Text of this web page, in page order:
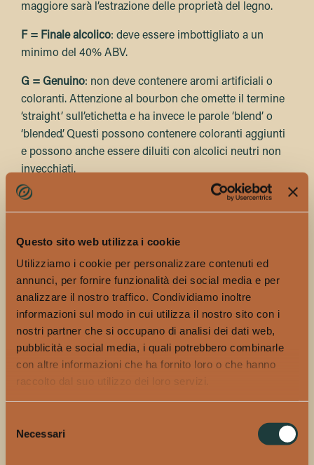
Questo sito web utilizza i cookie
Utilizziamo i cookie per personalizzare contenuti ed
annunci, per fornire funzionalità dei social media e per
analizzare il nostro traffico. Condividiamo inoltre
informazioni sul modo in cui utilizza il nostro sito con i
nostri partner che si occupano di analisi dei dati web,
pubblicità e social media, i quali potrebbero combinarle
con altre informazioni che ha fornito loro o che hanno
raccolto dal suo utilizzo dei loro servizi.
delNecessari
maggiore sarà l’estrazione delle proprietà del legno.
F = Finale alcolico: deve essere imbottigliato a un
minimo del 40% ABV.
G = Genuino: non deve contenere aromi artificiali o
coloranti. Attenzione al bourbon che omette il termine
‘straight’ sull’etichetta e ha invece le parole ‘blend’ o
‘blended’. Questi possono contenere coloranti aggiunti
e possono anche essere diluiti con alcolici neutri non
invecchiati.
Non c’e’ un invecchiamento minimo per il bourbon.
Tuttavia, per essere definito un bourbon “Straight”, il
anni in botti di rovere carbonizzate e vergini.
Qualsiasi whisky che è stato invecchiato per meno di
quattro anni deve indicare la sua età sull’etichetta in
etichetta.
Bourbon : Prodotto in America, non ha un minimo
invecchiamento.
Kentucky Bourbon